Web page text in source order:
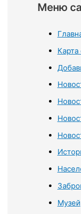
Меню
Карта
Музей